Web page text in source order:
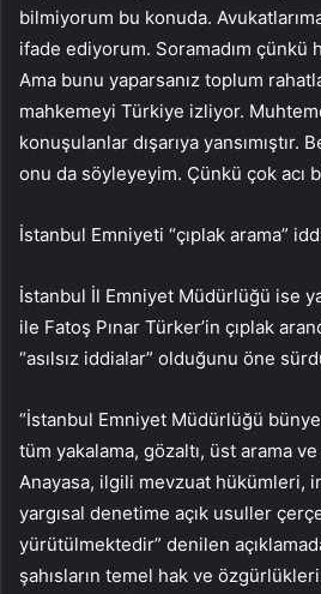
bilmiyorum bu konuda.
ifade ediyorum. Soramadım çünkü
Ama bunu yaparsanız toplum
mahkemeyi Türkiye izliyor.
konuşulanlar dışarıya yansımıştır.
onu da söyleyeyim. Çünkü çok acı
İstanbul Emniyeti “çıplak arama”
İstanbul İl Emniyet Müdürlüğü ise
ile Fatoş Pınar Türker’in çıplak
“asılsız iddialar” olduğunu öne
“İstanbul Emniyet Müdürlüğü
tüm yakalama, gözaltı, üst arama
Anayasa, ilgili mevzuat hükümleri,
yargısal denetime açık usuller
yürütülmektedir” denilen
şahısların temel hak ve